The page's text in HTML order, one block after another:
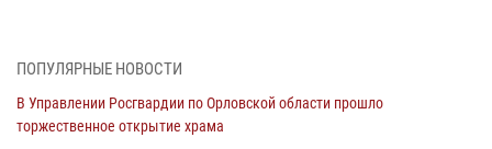
первое полугодие
05 августа 2026, 13:12
ПОПУЛЯРНЫЕ НОВОСТИ
В Управлении Росгвардии по Орловской области прошло
торжественное открытие храма